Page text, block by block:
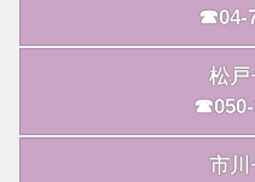
☎04-
松戸
☎050-
市川